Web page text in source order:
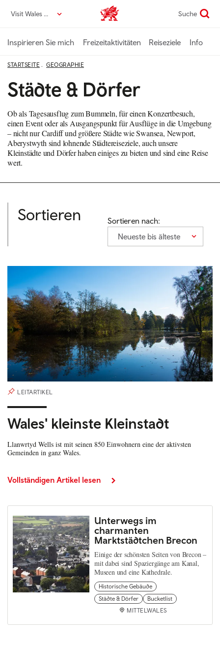
zumVisit Wales DE VisitWales home Suche
Inspirieren Sie mich Freizeitaktivitäten Reiseziele Info
STARTSEITE GEOGRAPHIE
Städte & Dörfer
Ob als Tagesausflug zum Bummeln, für einen Konzertbesuch,
einen Event oder als Ausgangspunkt für Ausflüge in die Umgebung
– nicht nur Cardiff und größere Städte wie Swansea, Newport,
Aberystwyth sind lohnende Städtereiseziele, auch unsere
Kleinstädte und Dörfer haben einiges zu bieten und sind eine Reise
wert.
Sortieren
Sortieren nach:
Neueste bis älteste
LEITARTIKEL
Wales' kleinste Kleinstadt
Llanwrtyd Wells ist mit seinen 850 Einwohnern eine der aktivsten
Gemeinden in ganz Wales.
Vollständigen Artikel lesen
Unterwegs im
charmanten
Marktstädtchen Brecon
Einige der schönsten Seiten von Brecon –
mit dabei sind Spaziergänge am Kanal,
Museen und eine Kathedrale.
Historische Gebäude
Städte & Dörfer
Bucketlist
MITTELWALES